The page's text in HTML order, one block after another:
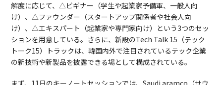
解度に応じて、△ビギナー（学生や起業家予備軍、一般人向
け）、△ファウンダー（スタートアップ関係者や社会人向
け）、△エキスパート（起業家や専門家向け）という3つのセッ
ションを用意している。さらに、新設のTech Talk 15（テック
トーク15）トラックは、韓国内外で注目されているテック企業
の新技術や新製品を披露できる場として構成されている。